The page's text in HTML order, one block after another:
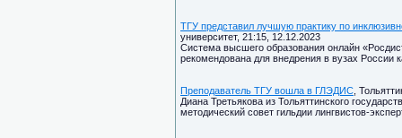
ТГУ представил лучшую практику по
университет, 21:15, 12.12.2023
Система высшего образования онлайн
рекомендована для внедрения в вузах России
Преподаватель ТГУ вошла в ГЛЭДИС ,
Диана Третьякова из Тольяттинского
методический совет гильдии лингвистов-